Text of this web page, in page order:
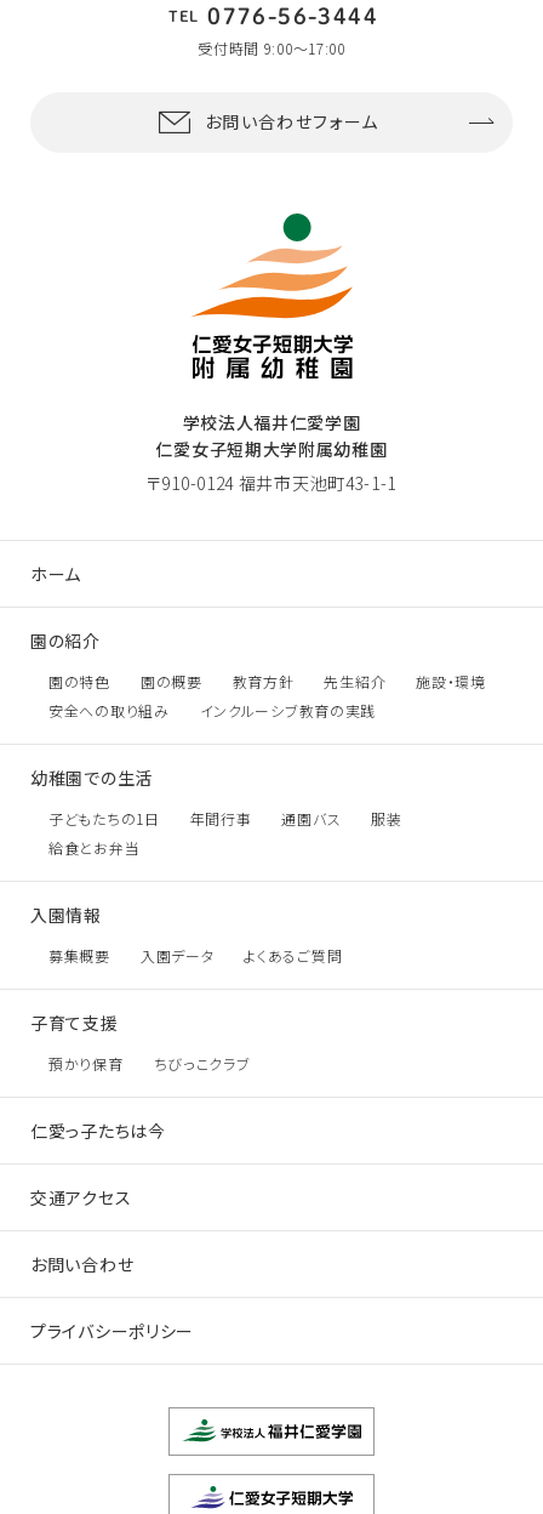
TEL 0776-56-3444
受付時間 9:00〜17:00
お問い合わせフォーム
学校法人福井仁愛学園
仁愛女子短期大学附属幼稚園
〒910-0124 福井市天池町43-1-1
ホーム
園の紹介
園の特色 園の概要 教育方針 先生紹介
施設・環境
安全への取り組み
インクルーシブ教育の実践
幼稚園での生活
子どもたちの1日 年間行事 通園バス
服装
給食とお弁当
入園情報
募集概要 入園データ よくあるご質問
子育て支援
預かり保育 ちびっこクラブ
仁愛っ子たちは今
交通アクセス
お問い合わせ
プライバシーポリシー